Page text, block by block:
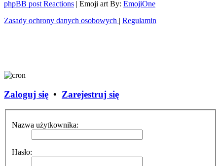
phpBB post Reactions | Emoji art By: EmojiOne
Zasady ochrony danych osobowych | Regulamin
Zaloguj się • Zarejestruj się
Nazwa użytkownika:
Hasło: